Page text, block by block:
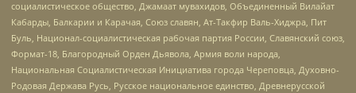
социалистическое общество, Джамаат мувахидов, Объединенный Вилайат
Кабарды, Балкарии и Карачая, Союз славян, Ат-Такфир Валь-Хиджра, Пит
Буль, Национал-социалистическая рабочая партия России, Славянский союз,
Формат-18, Благородный Орден Дьявола, Армия воли народа,
Национальная Социалистическая Инициатива города Череповца, Духовно-
Родовая Держава Русь, Русское национальное единство, Древнерусской